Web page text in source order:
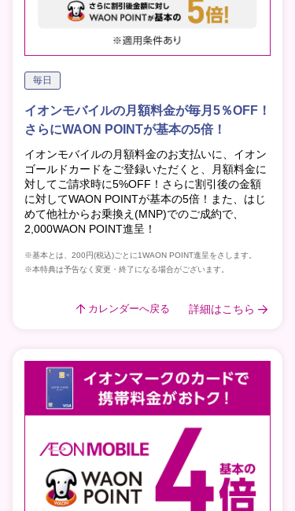
毎日
イオンモバイルの月額料金が毎月5％OFF！
さらにWAON POINTが基本の5倍！
イオンモバイルの月額料金のお支払いに、イオン
ゴールドカードをご登録いただくと、月額料金に
対してご請求時に5%OFF！さらに割引後の金額
に対してWAON POINTが基本の5倍！また、はじ
めて他社からお乗換え(MNP)でのご成約で、
2,000WAON POINT進呈！
※基本とは、200円(税込)ごとに1WAON POINT進呈をさします。
※本特典は予告なく変更・終了になる場合がございます。
カレンダーへ戻る 詳細はこちら